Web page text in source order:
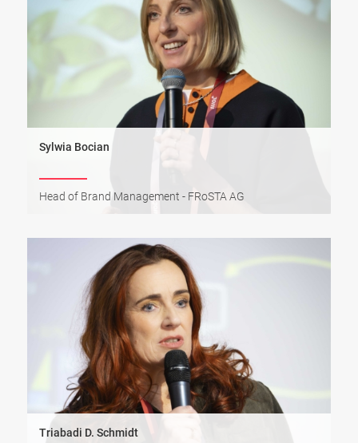
Sylwia Bocian
Head of Brand Management - FRoSTA AG
Triabadi D. Schmidt